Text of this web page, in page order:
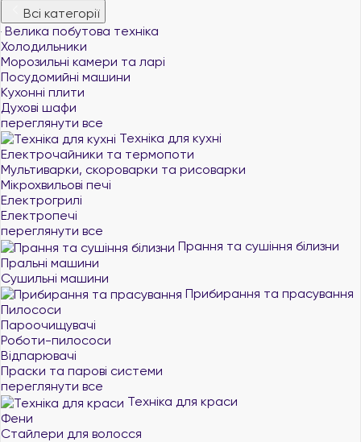
Всі категорії
Велика побутова техніка
Холодильники
Морозильні камери та ларі
Посудомийні машини
Кухонні плити
Духові шафи
переглянути все
Техніка для кухні
Електрочайники та термопоти
Мультиварки, скороварки та рисоварки
Мікрохвильові печі
Електрогрилі
Електропечі
переглянути все
Прання та сушіння білизни
Пральні машини
Сушильні машини
Прибирання та прасування
Пилососи
Пароочищувачі
Роботи-пилососи
Відпарювачі
Праски та парові системи
переглянути все
Техніка для краси
Фени
Стайлери для волосся